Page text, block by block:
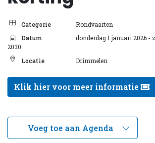
Categorie
Rondvaarten
Datum
donderdag 1 januari 2026 -
2030
Locatie
Drimmelen
Klik hier voor meer informatie